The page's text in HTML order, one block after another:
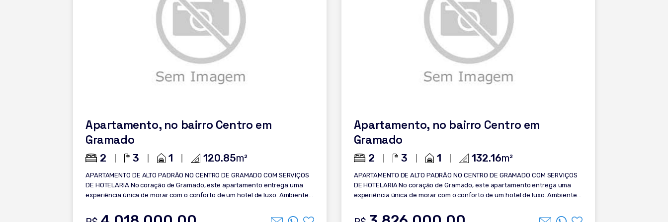
país. Investir neste imóvel é garantir valorização patrimonial e retorno
financeiro em uma das regiões mais promissoras da Serra Gaúcha.
Garanta a oportunidade única de viver ou investir em um dos
endereços mais cobiçados do Brasil. Entre em contato e agende sua
Apartamento, no bairro Centro em
Gramado
2 3 1 120.85m²
APARTAMENTO DE ALTO PADRÃO NO CENTRO DE GRAMADO COM SERVIÇOS
DE HOTELARIA No coração de Gramado, este apartamento entrega uma
experiência única de morar com o conforto de um hotel de luxo. Ambientes
para quem valoriza exclusividade e bem-estar. Diferenciais do imóvel: -
Apartamento, no bairro Centro em
Gramado
2 3 1 132.16m²
APARTAMENTO DE ALTO PADRÃO NO CENTRO DE GRAMADO COM SERVIÇOS
DE HOTELARIA No coração de Gramado, este apartamento entrega uma
experiência única de morar com o conforto de um hotel de luxo. Ambientes
para quem valoriza exclusividade e bem-estar. Diferenciais do imóvel: -